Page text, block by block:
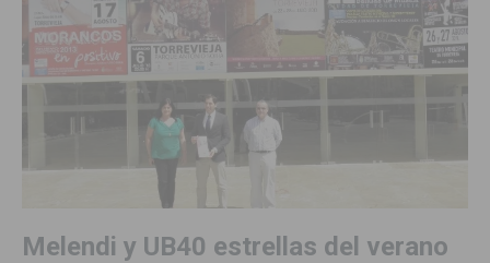
Melendi y UB40 estrellas del verano